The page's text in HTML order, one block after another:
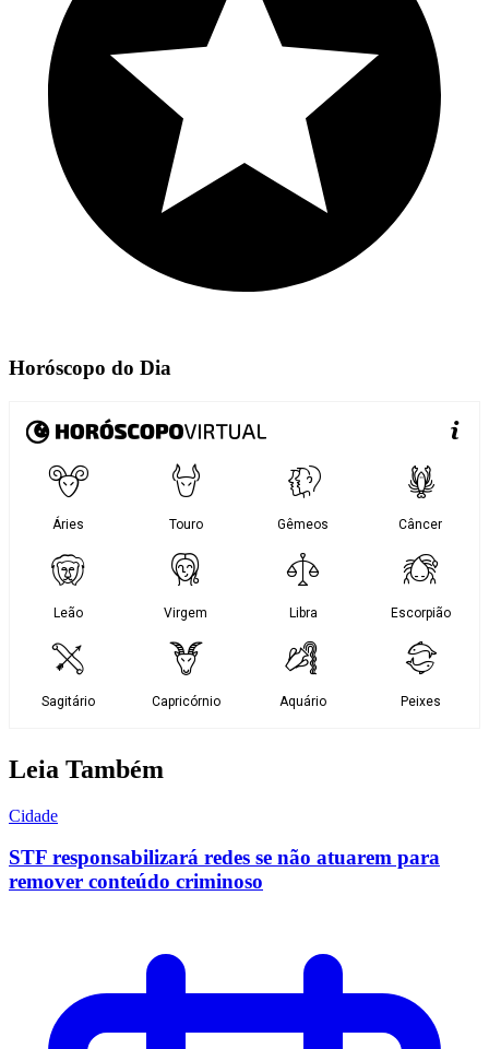
Horóscopo do Dia
Leia Também
Cidade
STF responsabilizará redes se não atuarem para
remover conteúdo criminoso